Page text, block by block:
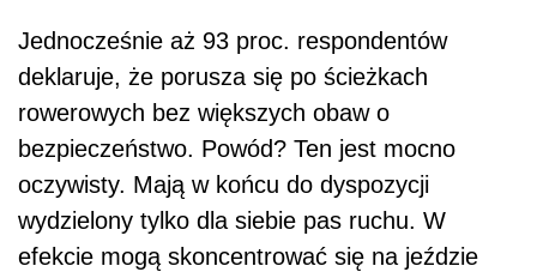
Jednocześnie aż 93 proc. respondentów
deklaruje, że porusza się po ścieżkach
rowerowych bez większych obaw o
bezpieczeństwo. Powód? Ten jest mocno
oczywisty. Mają w końcu do dyspozycji
wydzielony tylko dla siebie pas ruchu. W
efekcie mogą skoncentrować się na jeździe